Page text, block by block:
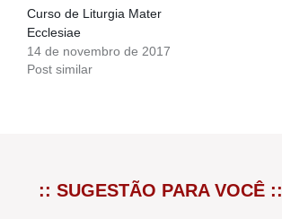
Curso de Liturgia Mater
Ecclesiae
14 de novembro de 2017
Post similar
:: SUGESTÃO PARA VOCÊ ::